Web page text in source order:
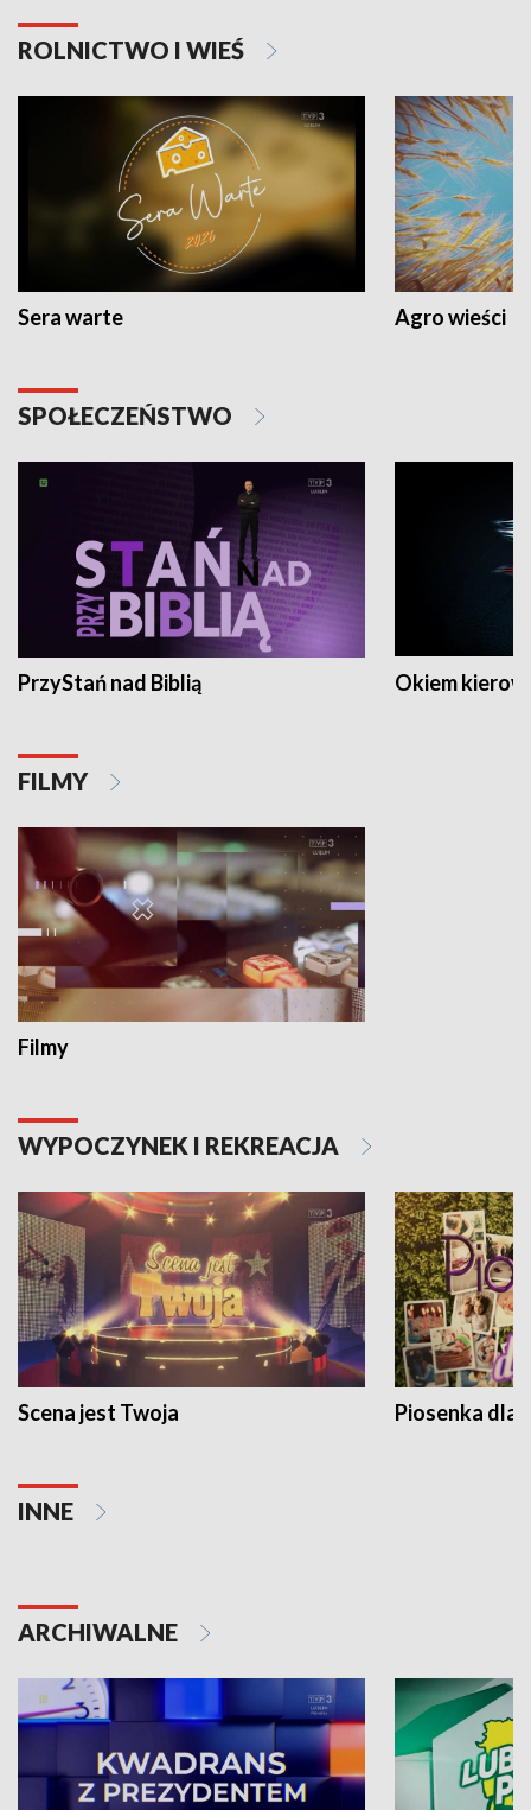
ROLNICTWO I WIEŚ
Sera warte Agro wieści
SPOŁECZEŃSTWO
PrzyStań nad Biblią Okiem
FILMY
Filmy
WYPOCZYNEK I REKREACJA
Scena jest Twoja Piosenka dla
INNE
ARCHIWALNE